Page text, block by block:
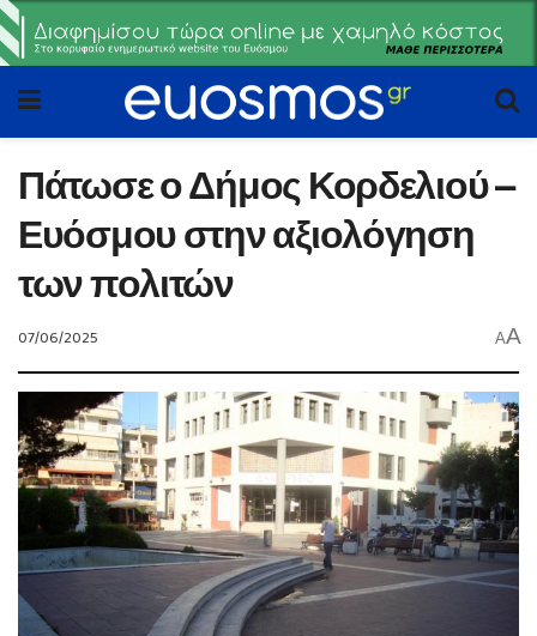
Πάτωσε ο Δήμος Κορδελιού –
Ευόσμου στην αξιολόγηση
των πολιτών
07/06/2025 AA